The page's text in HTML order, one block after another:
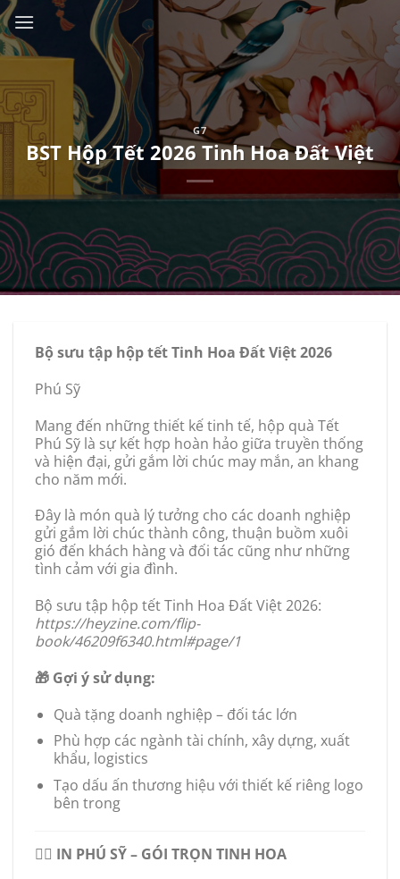
Skip
to
content
G7
BST Hộp Tết 2026 Tinh Hoa Đất Việt
Bộ sưu tập hộp tết Tinh Hoa Đất Việt 2026
Phú Sỹ
Mang đến những thiết kế tinh tế, hộp quà Tết
Phú Sỹ là sự kết hợp hoàn hảo giữa truyền thống
và hiện đại, gửi gắm lời chúc may mắn, an khang
cho năm mới.
Đây là món quà lý tưởng cho các doanh nghiệp
gửi gắm lời chúc thành công, thuận buồm xuôi
gió đến khách hàng và đối tác cũng như những
tình cảm với gia đình.
Bộ sưu tập hộp tết Tinh Hoa Đất Việt 2026:
https://heyzine.com/flip-
book/46209f6340.html#page/1
🎁 Gợi ý sử dụng:
Quà tặng doanh nghiệp – đối tác lớn
Phù hợp các ngành tài chính, xây dựng, xuất
khẩu, logistics
Tạo dấu ấn thương hiệu với thiết kế riêng logo
bên trong
👉🏻 IN PHÚ SỸ – GÓI TRỌN TINH HOA